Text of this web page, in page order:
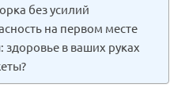
без усилий
на первом месте
в ваших руках